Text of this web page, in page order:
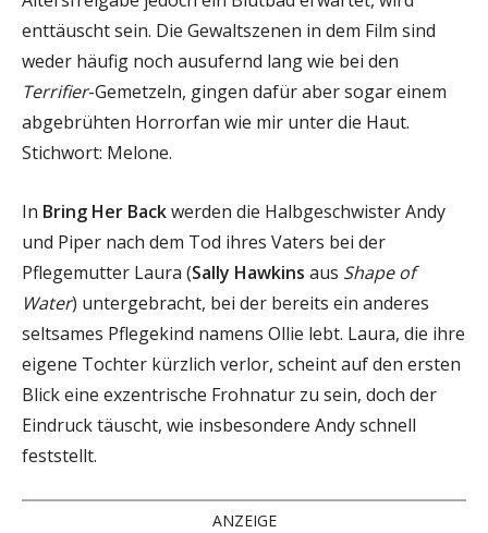
enttäuscht sein. Die Gewaltszenen in dem Film sind
weder häufig noch ausufernd lang wie bei den
Terrifier-Gemetzeln, gingen dafür aber sogar einem
abgebrühten Horrorfan wie mir unter die Haut.
Stichwort: Melone.
In Bring Her Backwerden die Halbgeschwister Andy
und Piper nach dem Tod ihres Vaters bei der
Pflegemutter Laura (Sally Hawkins aus Shape of
Water) untergebracht, bei der bereits ein anderes
seltsames Pflegekind namens Ollie lebt. Laura, die ihre
eigene Tochter kürzlich verlor, scheint auf den ersten
Blick eine exzentrische Frohnatur zu sein, doch der
Eindruck täuscht, wie insbesondere Andy schnell
feststellt.
ANZEIGE